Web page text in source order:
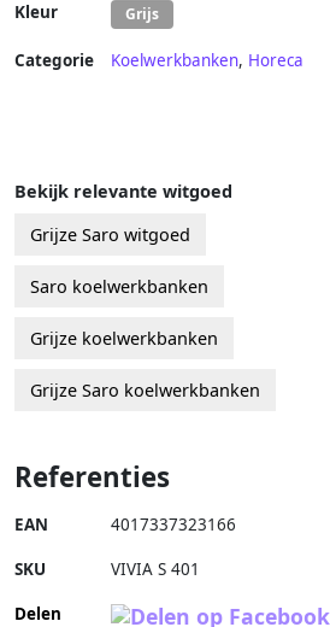
Kleur Grijs
Categorie Koelwerkbanken, Horeca
Bekijk relevante witgoed
Grijze Saro witgoed
Saro koelwerkbanken
Grijze koelwerkbanken
Grijze Saro koelwerkbanken
Referenties
EAN 4017337323166
SKU VIVIA S 401
Delen